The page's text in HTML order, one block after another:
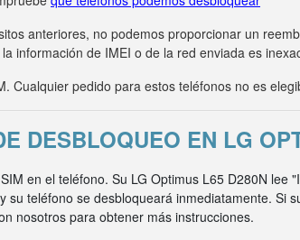
anteriores, no podemos proporcionar un
información de IMEI o de la red enviada es
Cualquier pedido para estos teléfonos no es
DESBLOQUEO EN LG
en el teléfono. Su LG Optimus L65 D280N lee
teléfono se desbloqueará inmediatamente. Si
nosotros para obtener más instrucciones.